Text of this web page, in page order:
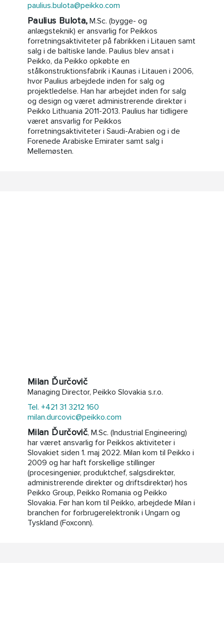
paulius.bulota@peikko.com
Paulius Bulota, M.Sc. (bygge- og
anlægsteknik) er ansvarlig for Peikkos
forretningsaktiviteter på fabrikken i Litauen samt
salg i de baltiske lande. Paulius blev ansat i
Peikko, da Peikko opkøbte en
stålkonstruktionsfabrik i Kaunas i Litauen i 2006,
hvor Paulius arbejdede inden for salg og
projektledelse. Han har arbejdet inden for salg
og design og været administrerende direktør i
Peikko Lithuania 2011-2013. Paulius har tidligere
været ansvarlig for Peikkos
forretningsaktiviteter i Saudi-Arabien og i de
Forenede Arabiske Emirater samt salg i
Mellemøsten.
Milan Ďurčovič
Managing Director, Peikko Slovakia s.r.o.
Tel. +421 31 3212 160
milan.durcovic@peikko.com
Milan Ďurčovič, M.Sc. (Industrial Engineering)
har været ansvarlig for Peikkos aktiviteter i
Slovakiet siden 1. maj 2022. Milan kom til Peikko i
2009 og har haft forskellige stillinger
(procesingeniør, produktchef, salgsdirektør,
administrerende direktør og driftsdirektør) hos
Peikko Group, Peikko Romania og Peikko
Slovakia. Før han kom til Peikko, arbejdede Milan i
branchen for forbrugerelektronik i Ungarn og
Tyskland (Foxconn).